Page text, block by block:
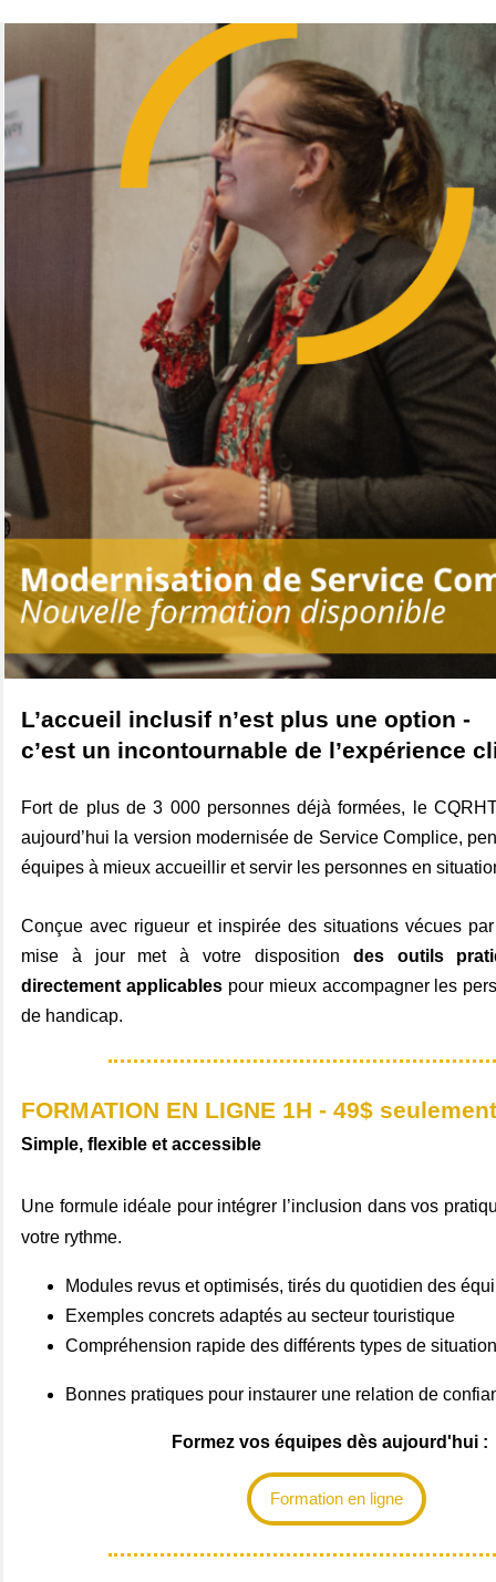
L’accueil inclusif n’est plus une option -
c’est un incontournable de l’expérience
Fort de plus de 3 000 personnes déjà formées, le
aujourd’hui la version modernisée de Service Complice,
équipes à mieux accueillir et servir les personnes en
Conçue avec rigueur et inspirée des situations vécues
mise à jour met à votre disposition des outils
directement applicablespour mieux accompagner les
de handicap.
FORMATION EN LIGNE 1H - 49$ seulement
Simple, flexible et accessible
Une formule idéale pour intégrer l’inclusion dans vos
votre rythme.
Modules revus et optimisés, tirés du quotidien des
Exemples concrets adaptés au secteur touristique
Compréhension rapide des différents types de
Bonnes pratiques pour instaurer une relation de
Formez vos équipes dès aujourd'hui :
Formation en ligne